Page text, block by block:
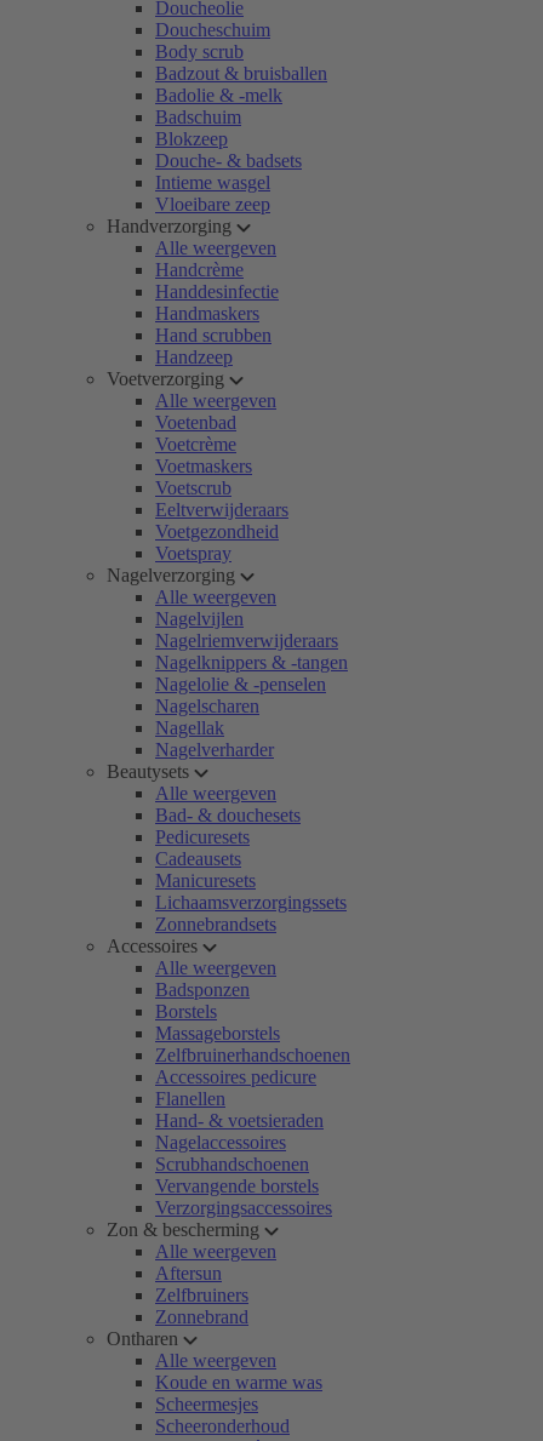
Doucheolie
Doucheschuim
Body scrub
Badzout & bruisballen
Badolie & -melk
Badschuim
Blokzeep
Douche- & badsets
Intieme wasgel
Vloeibare zeep
Handverzorging
Alle weergeven
Handcrème
Handdesinfectie
Handmaskers
Hand scrubben
Handzeep
Voetverzorging
Alle weergeven
Voetenbad
Voetcrème
Voetmaskers
Voetscrub
Eeltverwijderaars
Voetgezondheid
Voetspray
Nagelverzorging
Alle weergeven
Nagelvijlen
Nagelriemverwijderaars
Nagelknippers & -tangen
Nagelolie & -penselen
Nagelscharen
Nagellak
Nagelverharder
Beautysets
Alle weergeven
Bad- & douchesets
Pedicuresets
Cadeausets
Manicuresets
Lichaamsverzorgingssets
Zonnebrandsets
Accessoires
Alle weergeven
Badsponzen
Borstels
Massageborstels
Zelfbruinerhandschoenen
Accessoires pedicure
Flanellen
Hand- & voetsieraden
Nagelaccessoires
Scrubhandschoenen
Vervangende borstels
Verzorgingsaccessoires
Zon & bescherming
Alle weergeven
Aftersun
Zelfbruiners
Zonnebrand
Ontharen
Alle weergeven
Koude en warme was
Scheermesjes
Scheeronderhoud